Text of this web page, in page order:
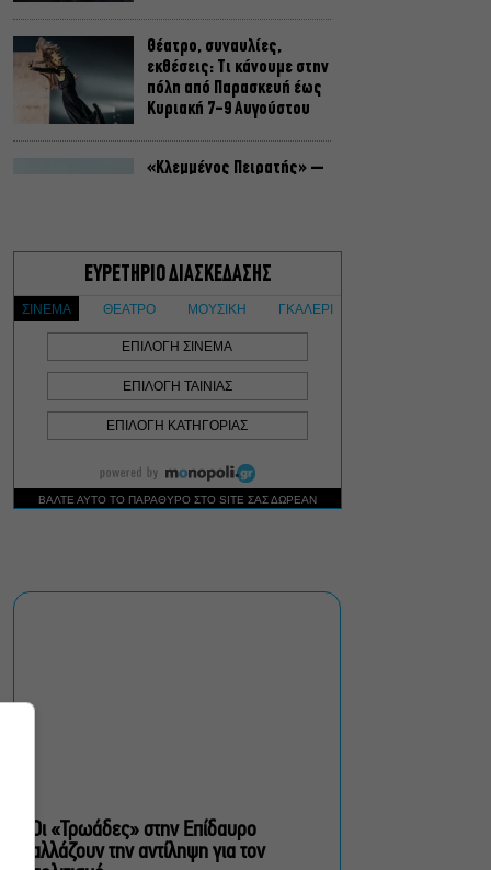
Θέατρο, συναυλίες,
εκθέσεις: Τι κάνουμε στην
πόλη από Παρασκευή έως
Κυριακή 7-9 Αυγούστου
«Κλεμμένος Πειρατής» –
στην Πάτμο
Artist Unknown – Η Ήβη
ήταν εδώ: Η συγκλονιστική
ιστορία της ζωγράφου
Ήβης Στάγκαλη στο
Δημοτικό Θέατρο Πειραιά
Conduit Ensemble:
Ανοιχτό κάλεσμα σε
μουσικούς για τη
δημιουργία ορχήστρας
Οι «Τρωάδες» στην Επίδαυρο
αλλάζουν την αντίληψη για τον